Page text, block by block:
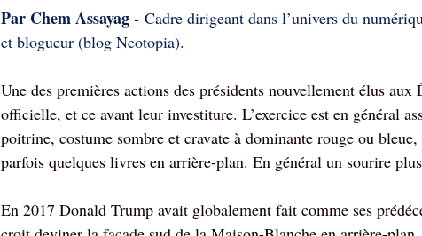
Par Chem Assayag - Cadre dirigeant dans l’univers du
et blogueur (blog Neotopia).
Une des premières actions des présidents nouvellement élus
officielle, et ce avant leur investiture. L’exercice est en général
poitrine, costume sombre et cravate à dominante rouge ou
parfois quelques livres en arrière-plan. En général un sourire
En 2017 Donald Trump avait globalement fait comme ses